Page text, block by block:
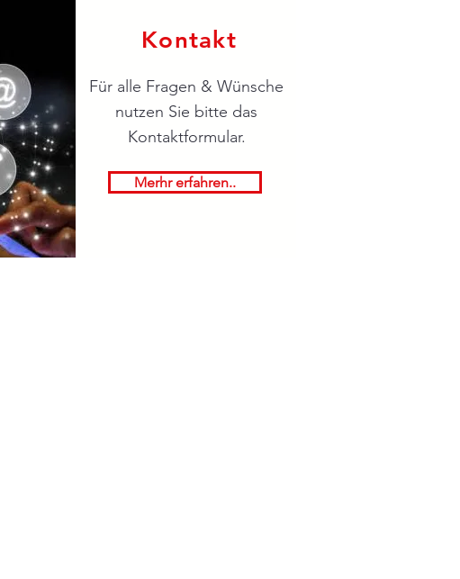
Kontakt
Für alle Fragen & Wünsche
nutzen Sie bitte das
Kontaktformular.
Merhr erfahren..